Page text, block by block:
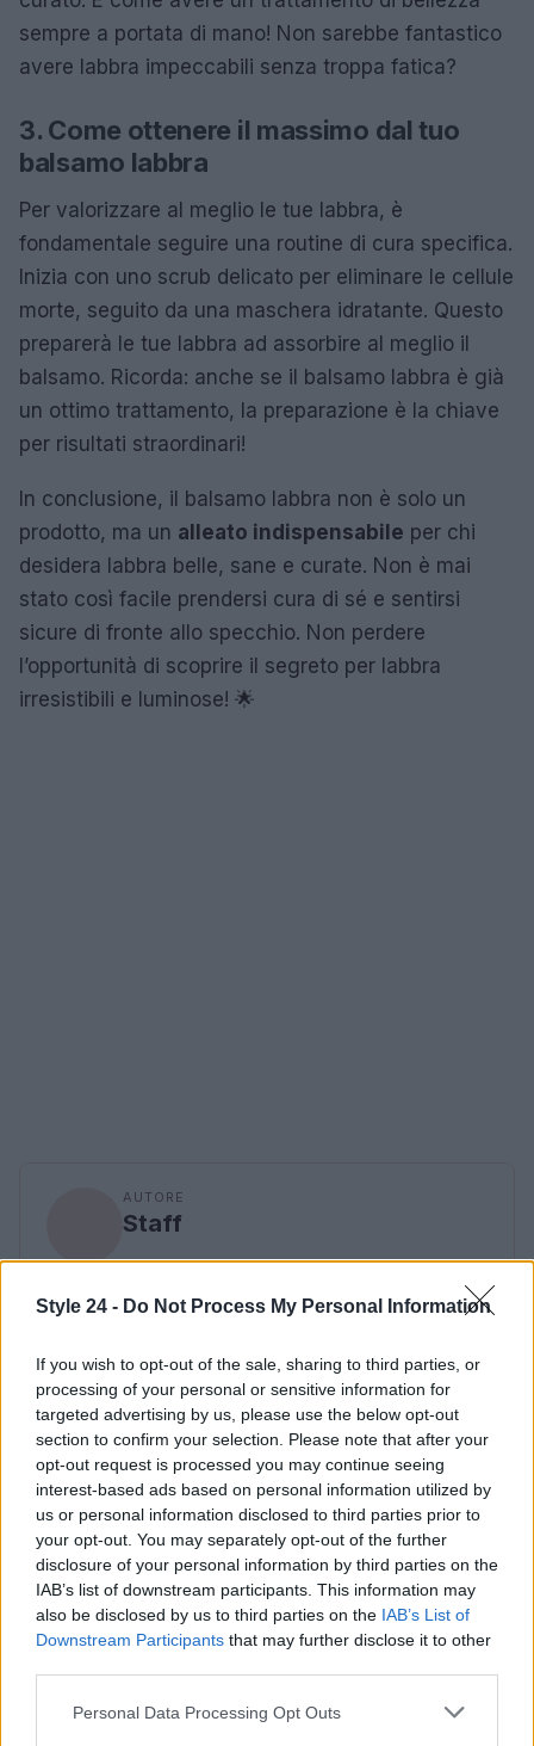
Style 24 - Do Not Process My Personal Information
If you wish to opt-out of the sale, sharing to third parties, or
processing of your personal or sensitive information for
targeted advertising by us, please use the below opt-out
section to confirm your selection. Please note that after your
opt-out request is processed you may continue seeing
interest-based ads based on personal information utilized by
us or personal information disclosed to third parties prior to
your opt-out. You may separately opt-out of the further
disclosure of your personal information by third parties on the
IAB’s list of downstream participants. This information may
also be disclosed by us to third parties on the IAB’s List of
Downstream Participants that may further disclose it to other
Please note that this website/app uses one or more Google
Personal Data Processing Opt Outs
sempre a portata di mano! Non sarebbe fantastico
avere labbra impeccabili senza troppa fatica?
3. Come ottenere il massimo dal tuo
balsamo labbra
Per valorizzare al meglio le tue labbra, è
fondamentale seguire una routine di cura specifica.
Inizia con uno scrub delicato per eliminare le cellule
morte, seguito da una maschera idratante. Questo
preparerà le tue labbra ad assorbire al meglio il
balsamo. Ricorda: anche se il balsamo labbra è già
un ottimo trattamento, la preparazione è la chiave
per risultati straordinari!
In conclusione, il balsamo labbra non è solo un
prodotto, ma un alleato indispensabile per chi
desidera labbra belle, sane e curate. Non è mai
stato così facile prendersi cura di sé e sentirsi
sicure di fronte allo specchio. Non perdere
l’opportunità di scoprire il segreto per labbra
irresistibili e luminose! 🌟
AUTORE
Staff